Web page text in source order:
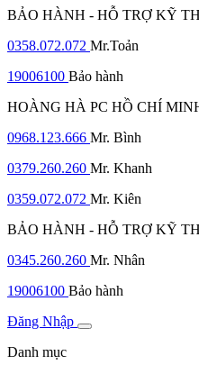
BẢO HÀNH - HỖ TRỢ KỸ
0358.072.072 Mr.Toản
19006100 Bảo hành
HOÀNG HÀ PC HỒ CHÍ
0968.123.666 Mr. Bình
0379.260.260 Mr. Khanh
0359.072.072 Mr. Kiên
BẢO HÀNH - HỖ TRỢ KỸ
0345.260.260 Mr. Nhân
19006100 Bảo hành
Đăng Nhập
Danh mục